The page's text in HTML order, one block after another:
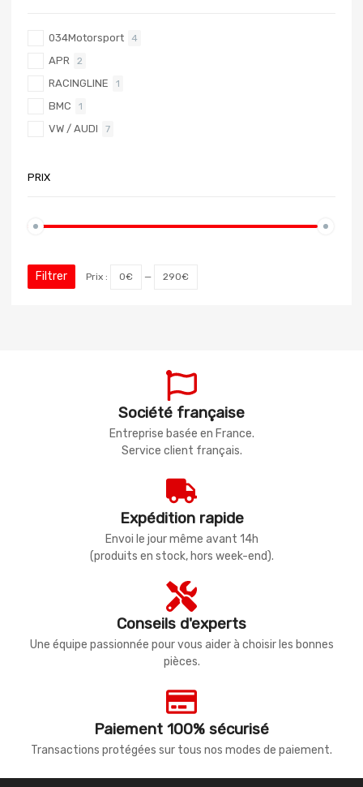
034Motorsport 4
APR 2
RACINGLINE 1
BMC 1
VW / AUDI 7
PRIX
Filtrer Prix : 0€ — 290€
Société française
Entreprise basée en France.
Service client français.
Expédition rapide
Envoi le jour même avant 14h
(produits en stock, hors week-end).
Conseils d'experts
Une équipe passionnée pour vous aider à choisir les bonnes
pièces.
Paiement 100% sécurisé
Transactions protégées sur tous nos modes de paiement.